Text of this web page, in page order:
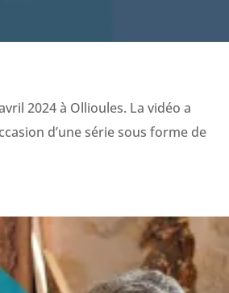
2024 à Ollioules. La vidéo a
d’une série sous forme de